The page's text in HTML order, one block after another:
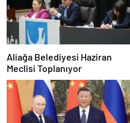
Aliağa Belediyesi Haziran
Meclisi Toplanıyor